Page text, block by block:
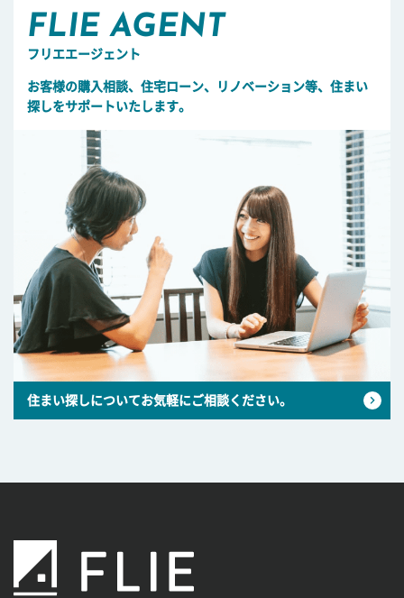
FLIE AGENT
フリエエージェント
お客様の購入相談、住宅ローン、リノベーション等、住まい
探しをサポートいたします。
住まい探しについてお気軽にご相談ください。